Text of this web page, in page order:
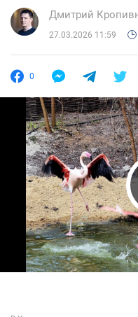
Дмитрий
27.03.2026 11:59
0